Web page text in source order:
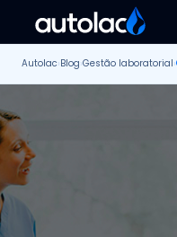
Autolac›Blog›Gestão laboratorial›